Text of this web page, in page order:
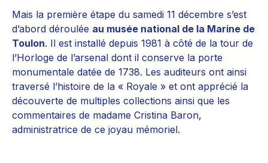
Mais la première étape du samedi 11 décembre s’est
d’abord déroulée au musée national de la Marine de
Toulon. Il est installé depuis 1981 à côté de la tour de
l’Horloge de l’arsenal dont il conserve la porte
monumentale datée de 1738. Les auditeurs ont ainsi
traversé l’histoire de la « Royale » et ont apprécié la
découverte de multiples collections ainsi que les
commentaires de madame Cristina Baron,
administratrice de ce joyau mémoriel.